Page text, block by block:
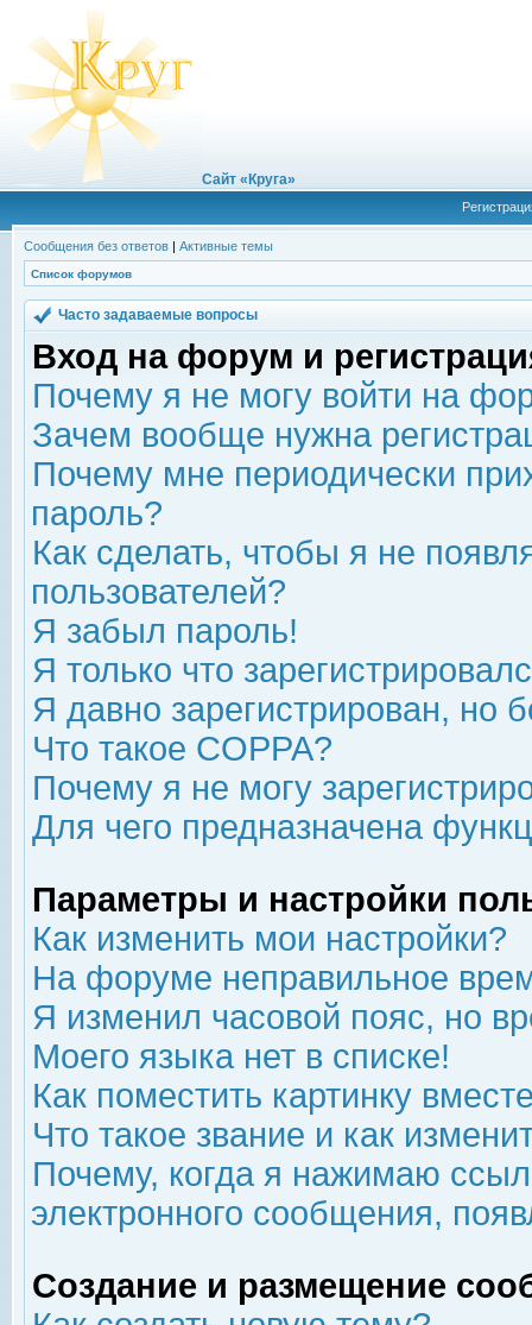
Сайт «Круга»
Сообщения без ответов | Активные темы
Список форумов
Часто задаваемые вопросы
Вход на форум и
Почему я не могу войти на
Зачем вообще нужна
Почему мне периодически
пароль?
Как сделать, чтобы я не
пользователей?
Я забыл пароль!
Я только что
Я давно зарегистрирован, но
Что такое COPPA?
Почему я не могу
Для чего предназначена
Параметры и настройки
Как изменить мои настройки?
На форуме неправильное
Я изменил часовой пояс, но
Моего языка нет в списке!
Как поместить картинку
Что такое звание и как
Почему, когда я нажимаю
электронного сообщения,
Создание и размещение